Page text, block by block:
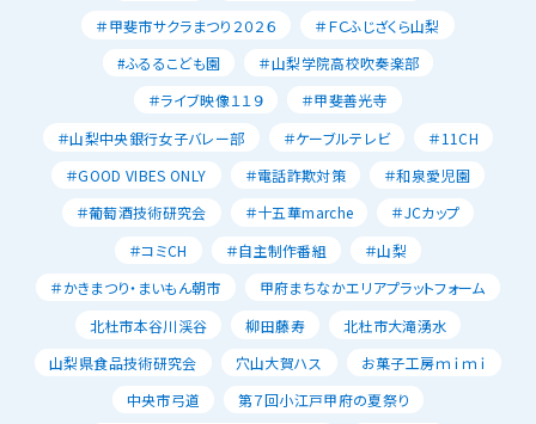
＃甲斐市サクラまつり２０２６
＃ＦＣふじざくら山梨
#ふるるこども園
＃山梨学院高校吹奏楽部
＃ライブ映像１１９
＃甲斐善光寺
＃山梨中央銀行女子バレー部
＃ケーブルテレビ
＃11CH
＃GOOD VIBES ONLY
＃電話詐欺対策
＃和泉愛児園
＃葡萄酒技術研究会
＃十五華marche
＃JCカップ
＃コミCH
＃自主制作番組
＃山梨
＃かきまつり・まいもん朝市
甲府まちなかエリアプラットフォーム
北杜市本谷川渓谷
柳田藤寿
北杜市大滝湧水
山梨県食品技術研究会
穴山大賀ハス
お菓子工房ｍｉｍｉ
中央市弓道
第７回小江戸甲府の夏祭り